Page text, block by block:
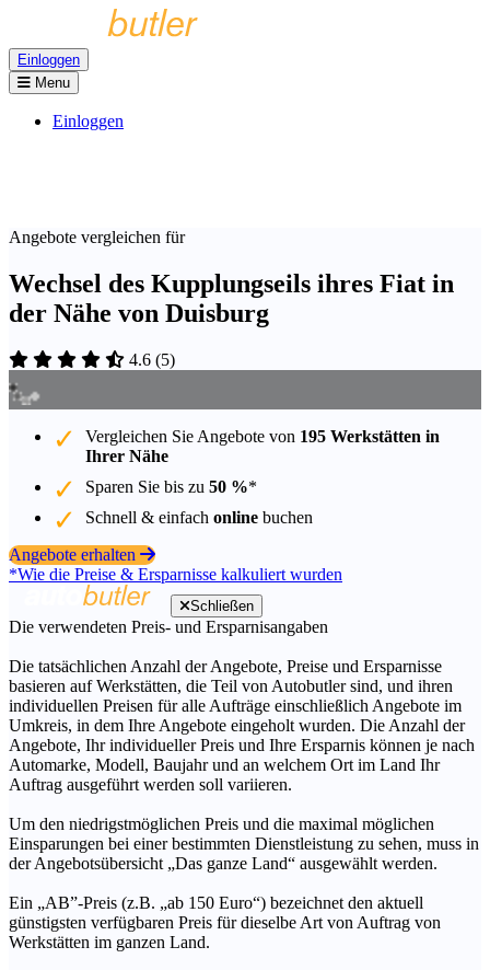
Einloggen
Menu
Einloggen
Angebote vergleichen für
Wechsel des Kupplungseils ihres Fiat in
der Nähe von Duisburg
4.6 (5)
Vergleichen Sie Angebote von 195 Werkstätten in
Ihrer Nähe
Sparen Sie bis zu 50 %*
Schnell & einfach online buchen
Angebote erhalten
*Wie die Preise & Ersparnisse kalkuliert wurden
Schließen
Die verwendeten Preis- und Ersparnisangaben
Die tatsächlichen Anzahl der Angebote, Preise und Ersparnisse
basieren auf Werkstätten, die Teil von Autobutler sind, und ihren
individuellen Preisen für alle Aufträge einschließlich Angebote im
Umkreis, in dem Ihre Angebote eingeholt wurden. Die Anzahl der
Angebote, Ihr individueller Preis und Ihre Ersparnis können je nach
Automarke, Modell, Baujahr und an welchem Ort im Land Ihr
Auftrag ausgeführt werden soll variieren.
Um den niedrigstmöglichen Preis und die maximal möglichen
Einsparungen bei einer bestimmten Dienstleistung zu sehen, muss in
der Angebotsübersicht „Das ganze Land“ ausgewählt werden.
Ein „AB”-Preis (z.B. „ab 150 Euro“) bezeichnet den aktuell
günstigsten verfügbaren Preis für dieselbe Art von Auftrag von
Werkstätten im ganzen Land.